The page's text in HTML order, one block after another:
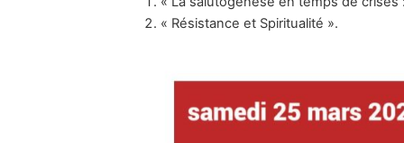
« Résistance et Spiritualité ».